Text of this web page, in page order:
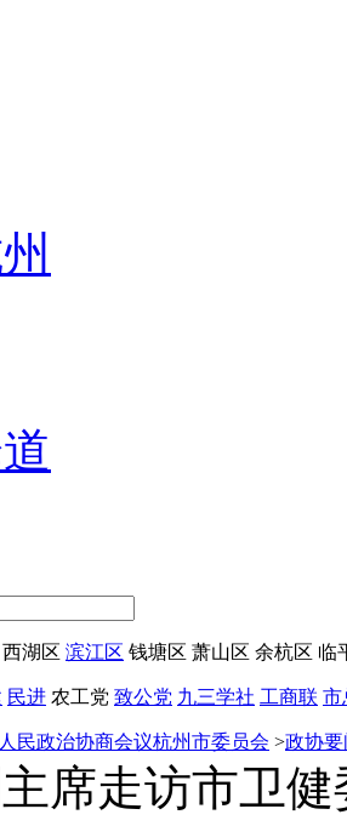
西湖区 滨江区 钱塘区 萧山区 余杭区 临
民进 农工党 致公党 九三学社 工商联 市
民政治协商会议杭州市委员会 >政协要
席走访市卫健